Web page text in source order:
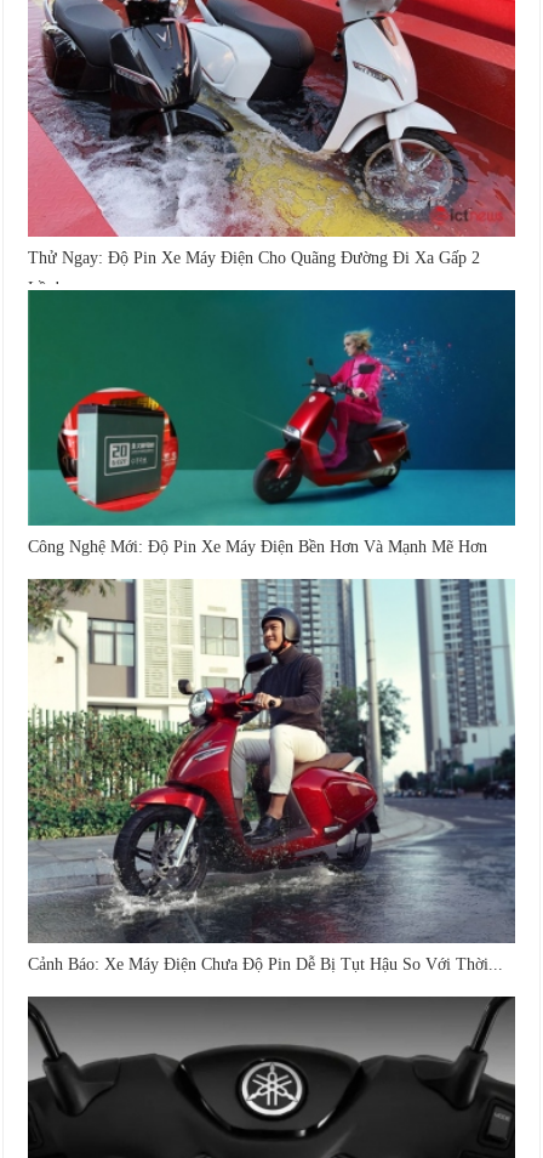
Thử Ngay: Độ Pin Xe Máy Điện Cho Quãng Đường Đi Xa Gấp 2
Lần!
Công Nghệ Mới: Độ Pin Xe Máy Điện Bền Hơn Và Mạnh Mẽ Hơn
Cảnh Báo: Xe Máy Điện Chưa Độ Pin Dễ Bị Tụt Hậu So Với Thời...